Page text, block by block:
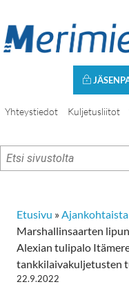
Yhteystiedot Kuljetusliitot
Etusivu » Ajankohtaista
Marshallinsaarten
Alexian tulipalo
tankkilaivakuljetusten
22.9.2022